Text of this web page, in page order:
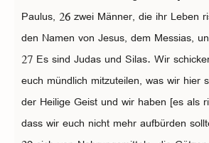
Paulus, 26 zwei Männer, die ihr Leben
den Namen von Jesus, dem Messias,
27 Es sind Judas und Silas. Wir
euch mündlich mitzuteilen, was wir hier
der Heilige Geist und wir haben [es als
dass wir euch nicht mehr aufbürden